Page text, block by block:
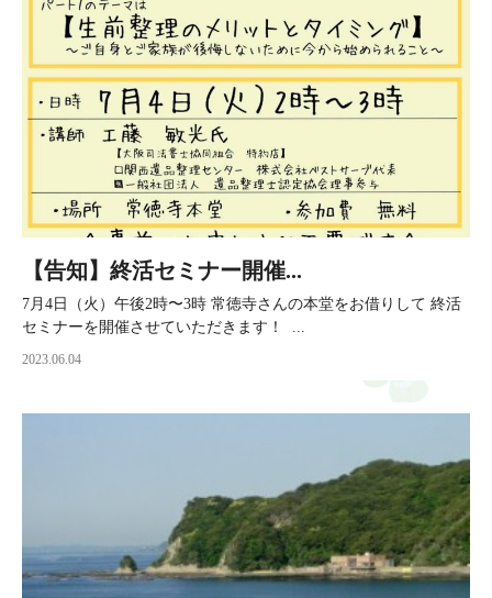
【告知】終活セミナー開催...
7月4日（火）午後2時〜3時 常徳寺さんの本堂をお借りして 終活
セミナーを開催させていただきます！ ...
2023.06.04